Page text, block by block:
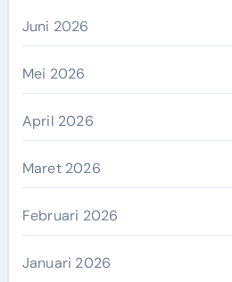
Juni 2026
Mei 2026
April 2026
Maret 2026
Februari 2026
Januari 2026